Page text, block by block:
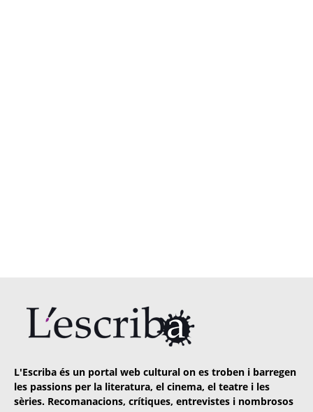
L'Escriba és un portal web cultural on es troben i barregen
les passions per la literatura, el cinema, el teatre i les
sèries. Recomanacions, crítiques, entrevistes i nombrosos